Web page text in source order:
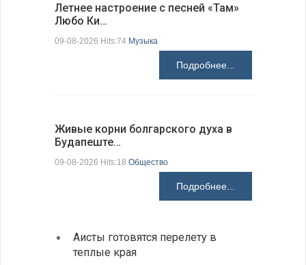
Летнее настроение с песней «Там»
Любо Ки…
09-08-2026 Hits:74 Музыка
Подробнее...
Живые корни болгарского духа в
Будапеште…
09-08-2026 Hits:18 Общество
Подробнее...
Аисты готовятся перелету в
теплые края